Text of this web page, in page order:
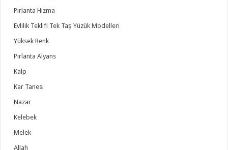
Pırlanta Hızma
Evlilik Teklifi Tek Taş Yüzük Modelleri
Yüksek Renk
Pırlanta Alyans
Kalp
Kar Tanesi
Nazar
Kelebek
Melek
Allah